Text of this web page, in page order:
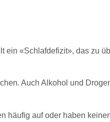
ein «Schlafdefizit», das zu
Auch Alkohol und
häufig auf oder haben